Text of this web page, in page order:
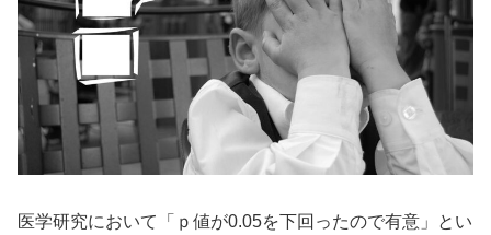
医学研究において「ｐ値が0.05を下回ったので有意」とい